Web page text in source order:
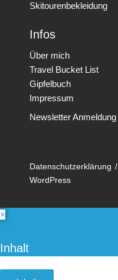
Skitourenbekleidung
Infos
Über mich
Travel Bucket List
Gipfelbuch
Impressum
Newsletter Anmeldung
Datenschutzerklärung
WordPress
×
Inhalt